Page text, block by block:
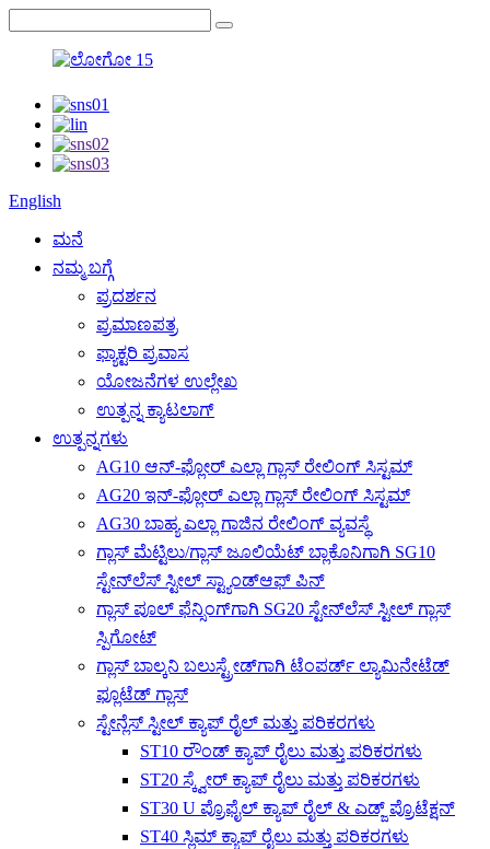
English
ಮನೆ
ನಮ್ಮ ಬಗ್ಗೆ
ಪ್ರದರ್ಶನ
ಪ್ರಮಾಣಪತ್ರ
ಫ್ಯಾಕ್ಟರಿ ಪ್ರವಾಸ
ಯೋಜನೆಗಳ ಉಲ್ಲೇಖ
ಉತ್ಪನ್ನ ಕ್ಯಾಟಲಾಗ್
ಉತ್ಪನ್ನಗಳು
AG10 ಆನ್-ಫ್ಲೋರ್ ಎಲ್ಲಾ ಗ್ಲಾಸ್ ರೇಲಿಂಗ್ ಸಿಸ್ಟಮ್
AG20 ಇನ್-ಫ್ಲೋರ್ ಎಲ್ಲಾ ಗ್ಲಾಸ್ ರೇಲಿಂಗ್ ಸಿಸ್ಟಮ್
AG30 ಬಾಹ್ಯ ಎಲ್ಲಾ ಗಾಜಿನ ರೇಲಿಂಗ್ ವ್ಯವಸ್ಥೆ
ಗ್ಲಾಸ್ ಮೆಟ್ಟಿಲು/ಗ್ಲಾಸ್ ಜೂಲಿಯೆಟ್ ಬ್ಲಾಕೊನಿಗಾಗಿ SG10
ಸ್ಟೇನ್‌ಲೆಸ್ ಸ್ಟೀಲ್ ಸ್ಟ್ಯಾಂಡ್‌ಆಫ್ ಪಿನ್
ಗ್ಲಾಸ್ ಪೂಲ್ ಫೆನ್ಸಿಂಗ್‌ಗಾಗಿ SG20 ಸ್ಟೇನ್‌ಲೆಸ್ ಸ್ಟೀಲ್ ಗ್ಲಾಸ್
ಸ್ಪಿಗೋಟ್
ಗ್ಲಾಸ್ ಬಾಲ್ಕನಿ ಬಲುಸ್ಟ್ರೇಡ್‌ಗಾಗಿ ಟೆಂಪರ್ಡ್ ಲ್ಯಾಮಿನೇಟೆಡ್
ಫ್ಲೂಟೆಡ್ ಗ್ಲಾಸ್
ಸ್ಟೇನ್ಲೆಸ್ ಸ್ಟೀಲ್ ಕ್ಯಾಪ್ ರೈಲ್ ಮತ್ತು ಪರಿಕರಗಳು
ST10 ರೌಂಡ್ ಕ್ಯಾಪ್ ರೈಲು ಮತ್ತು ಪರಿಕರಗಳು
ST20 ಸ್ಕ್ವೇರ್ ಕ್ಯಾಪ್ ರೈಲು ಮತ್ತು ಪರಿಕರಗಳು
ST30 U ಪ್ರೊಫೈಲ್ ಕ್ಯಾಪ್ ರೈಲ್ & ಎಡ್ಜ್ ಪ್ರೊಟೆಕ್ಷನ್
ST40 ಸ್ಲಿಮ್ ಕ್ಯಾಪ್ ರೈಲು ಮತ್ತು ಪರಿಕರಗಳು